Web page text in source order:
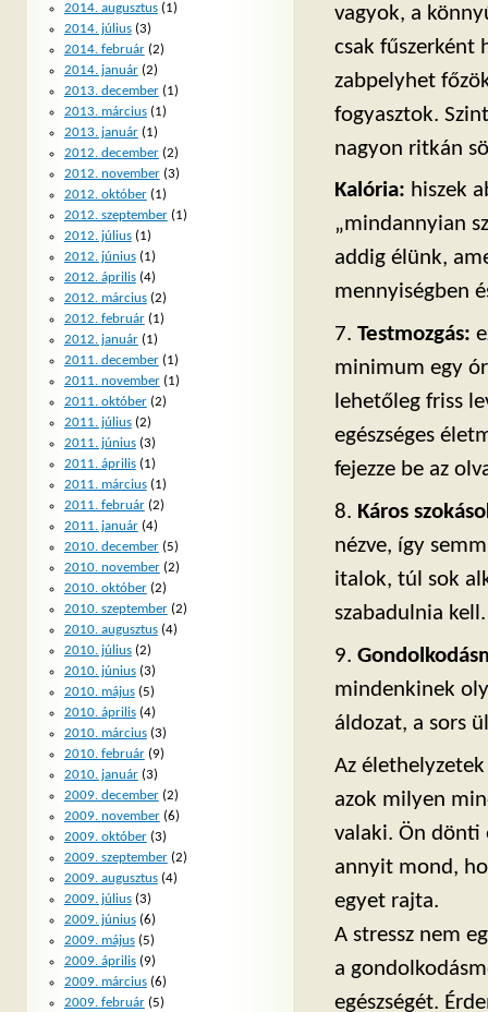
vagyok, a
csak fűszerként
zabpelyhet
fogyasztok.
nagyon ritkán
Kalória: hiszek
„mindannyian
addig élünk,
mennyiségben
7. Testmozgás:
minimum egy
lehetőleg friss
egészséges
fejezze be az
8. Káros
nézve, így
italok, túl sok
szabadulnia kell.
9.
mindenkinek
áldozat, a sors
Az
azok milyen
valaki. Ön dönti
annyit mond,
egyet rajta.
A stressz nem
a
egészségét.
2014. augusztus(1)
2014. július(3)
2014. február(2)
2014. január(2)
2013. december(1)
2013. március(1)
2013. január(1)
2012. december(2)
2012. november(3)
2012. október(1)
2012. szeptember(1)
2012. július(1)
2012. június(1)
2012. április(4)
2012. március(2)
2012. február(1)
2012. január(1)
2011. december(1)
2011. november(1)
2011. október(2)
2011. július(2)
2011. június(3)
2011. április(1)
2011. március(1)
2011. február(2)
2011. január(4)
2010. december(5)
2010. november(2)
2010. október(2)
2010. szeptember(2)
2010. augusztus(4)
2010. július(2)
2010. június(3)
2010. május(5)
2010. április(4)
2010. március(3)
2010. február(9)
2010. január(3)
2009. december(2)
2009. november(6)
2009. október(3)
2009. szeptember(2)
2009. augusztus(4)
2009. július(3)
2009. június(6)
2009. május(5)
2009. április(9)
2009. március(6)
2009. február(5)